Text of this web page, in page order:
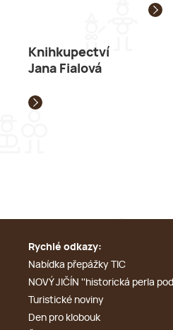
Knihkupectví
Jana Fialová
Rychlé odkazy:
Nabídka přepážky TIC
NOVÝ JIČÍN ''historická perla
Turistické noviny
Den pro klobouk